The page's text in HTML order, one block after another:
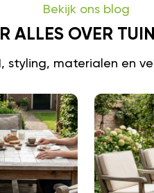
Bekijk ons blog
ALLES OVER
styling, materialen en